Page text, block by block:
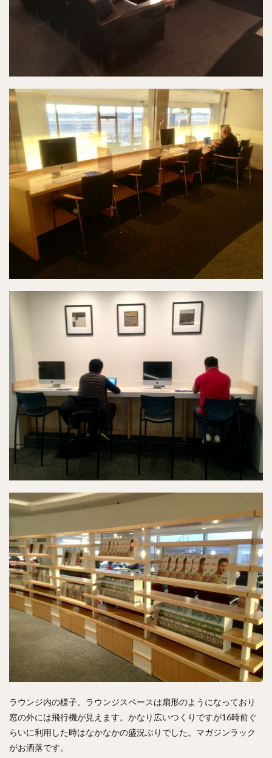
ラウンジ内の様子。ラウンジスペースは扇形のようになっており
窓の外には飛行機が見えます。かなり広いつくりですが16時前ぐ
らいに利用した時はなかなかの盛況ぶりでした。マガジンラック
がお洒落です。